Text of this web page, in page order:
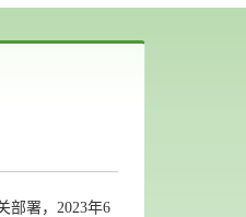
部署，2023年6